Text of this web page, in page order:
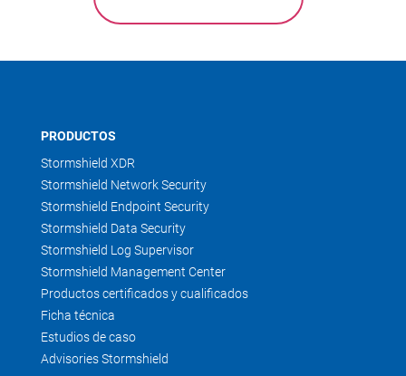
PRODUCTOS
Stormshield XDR
Stormshield Network Security
Stormshield Endpoint Security
Stormshield Data Security
Stormshield Log Supervisor
Stormshield Management Center
Productos certificados y cualificados
Ficha técnica
Estudios de caso
Advisories Stormshield